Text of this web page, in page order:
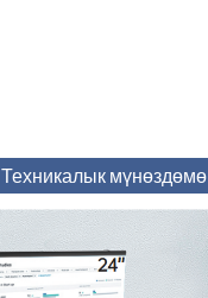
Техникалык мүнөздөмө